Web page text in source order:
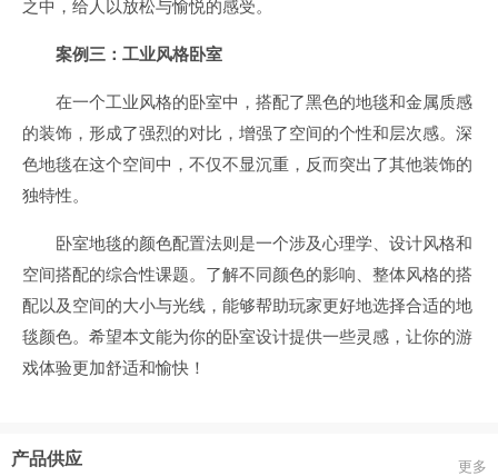
之中，给人以放松与愉悦的感受。
案例三：工业风格卧室
在一个工业风格的卧室中，搭配了黑色的地毯和金属质感
的装饰，形成了强烈的对比，增强了空间的个性和层次感。深
色地毯在这个空间中，不仅不显沉重，反而突出了其他装饰的
独特性。
卧室地毯的颜色配置法则是一个涉及心理学、设计风格和
空间搭配的综合性课题。了解不同颜色的影响、整体风格的搭
配以及空间的大小与光线，能够帮助玩家更好地选择合适的地
毯颜色。希望本文能为你的卧室设计提供一些灵感，让你的游
戏体验更加舒适和愉快！
产品供应 更多